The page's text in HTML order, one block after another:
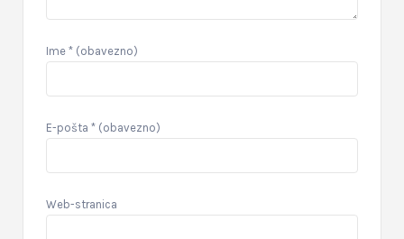
Ime * (obavezno)
E-pošta * (obavezno)
Web-stranica